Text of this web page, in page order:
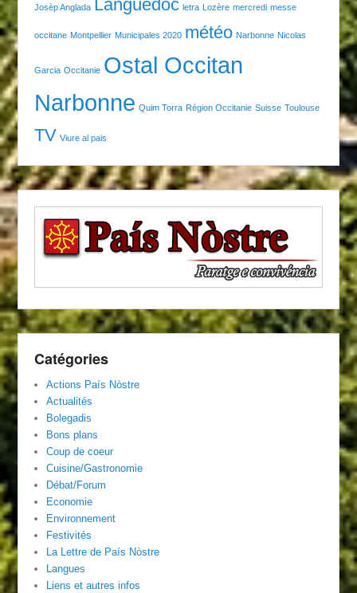
Josèp Anglada Languedoc letra Lozère mercredi messe
occitane Montpellier Municipales 2020 météo Narbonne Nicolas
Garcia Occitanie Ostal Occitan
Narbonne Quim Torra Région Occitanie Suisse Toulouse
TV Viure al pais
Catégories
Actions País Nòstre
Actualités
Bolegadis
Bons plans
Coup de coeur
Cuisine/Gastronomie
Débat/Forum
Economie
Environnement
Festivités
La Lettre de País Nòstre
Langues
Liens et autres infos